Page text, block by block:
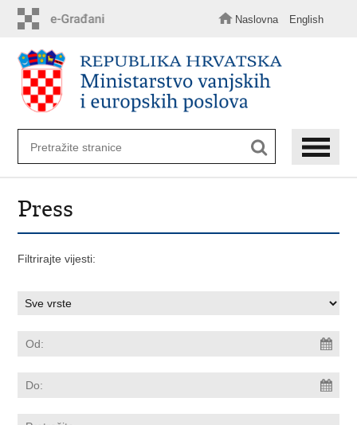
sadržaj
Naslovna English
Press
Filtrirajte vijesti: